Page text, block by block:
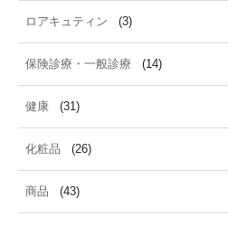
ロアキュティン (3)
保険診療・一般診療 (14)
健康 (31)
化粧品 (26)
商品 (43)